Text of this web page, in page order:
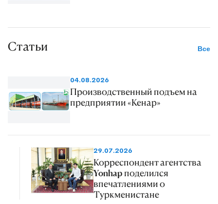
Статьи Все
04.08.2026
Производственный подъем на
предприятии «Кенар»
29.07.2026
Корреспондент агентства
Yonhap поделился
впечатлениями о
Туркменистане